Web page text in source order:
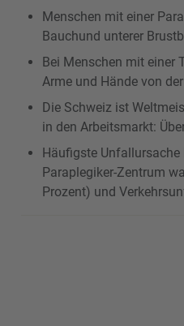
Menschen mit einer
Bauchund unterer
Bei Menschen mit einer
Arme und Hände von
Die Schweiz ist
in den Arbeitsmarkt:
Häufigste
Paraplegiker-Zentrum
Prozent) und